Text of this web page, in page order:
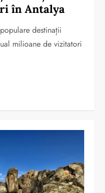
în Antalya
destinații
milioane de vizitatori